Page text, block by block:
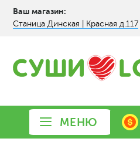
Ваш магазин:
Станица Динская | Красная д.117
МЕНЮ